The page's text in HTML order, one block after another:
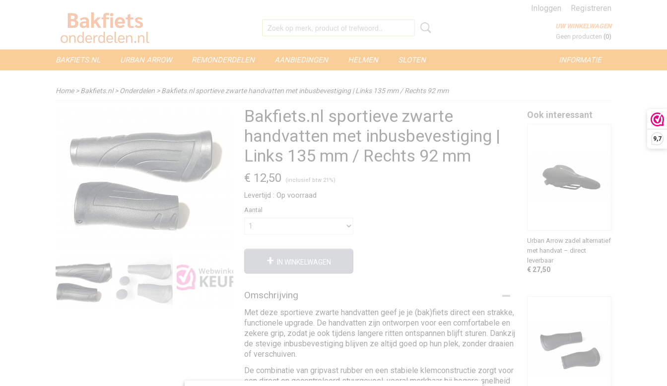
9,7
Inloggen Registreren
UW WINKELWAGEN
Geen producten (0)
INFORMATIE
BAKFIETS.NL URBAN ARROW REMONDERDELEN AANBIEDINGEN HELMEN SLOTEN
Home>Bakfiets.nl> Onderdelen >Bakfiets.nl sportieve zwarte handvatten met inbusbevestiging | Links 135 mm / Rechts 92 mm
Bakfiets.nl sportieve zwarte
handvatten met inbusbevestiging |
Links 135 mm / Rechts 92 mm
€ 12,50 (inclusief btw 21%)
Levertijd : Op voorraad
Aantal
IN WINKELWAGEN
Omschrijving
Met deze sportieve zwarte handvatten geef je je (bak)fiets direct een strakke,
functionele upgrade. De handvatten zijn ontworpen voor een comfortabele en
zekere grip, zodat je ook tijdens langere ritten ontspannen blijft sturen. Dankzij
de stevige inbusbevestiging blijven ze altijd goed op hun plek, zonder draaien
of verschuiven.
De combinatie van gripvast rubber en een stabiele klemconstructie zorgt voor
een direct en gecontroleerd stuurgevoel, vooral merkbaar bij hogere snelheid
Ook interessant
Urban Arrow zadel alternatief
met handvat – direct
leverbaar
€ 27,50